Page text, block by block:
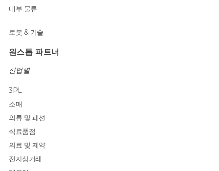
내부 물류
로봇 & 기술
원스톱 파트너
산업별
3PL
소매
의류 및 패션
식료품점
의료 및 제약
전자상거래